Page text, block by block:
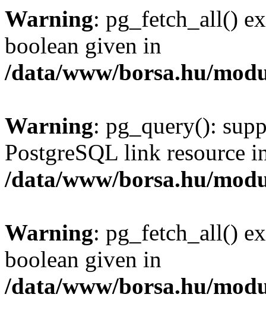
Warning: pg_fetch_all()
boolean given in
/data/www/borsa.hu/
Warning: pg_query():
PostgreSQL link resource
/data/www/borsa.hu/
Warning: pg_fetch_all()
boolean given in
/data/www/borsa.hu/